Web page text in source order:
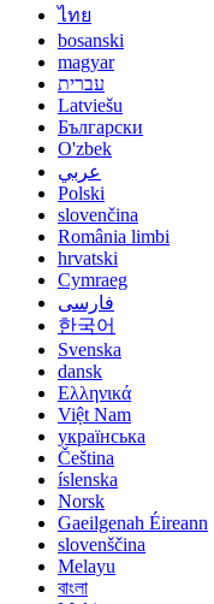
ไทย
bosanski
magyar
עברית
Latviešu
Български
O'zbek
عربي
Polski
slovenčina
România limbi
hrvatski
Cymraeg
فارسی
한국어
Svenska
dansk
Ελληνικά
Việt Nam
українська
Čeština
íslenska
Norsk
Gaeilgenah Éireann
slovenščina
Melayu
বাংলা